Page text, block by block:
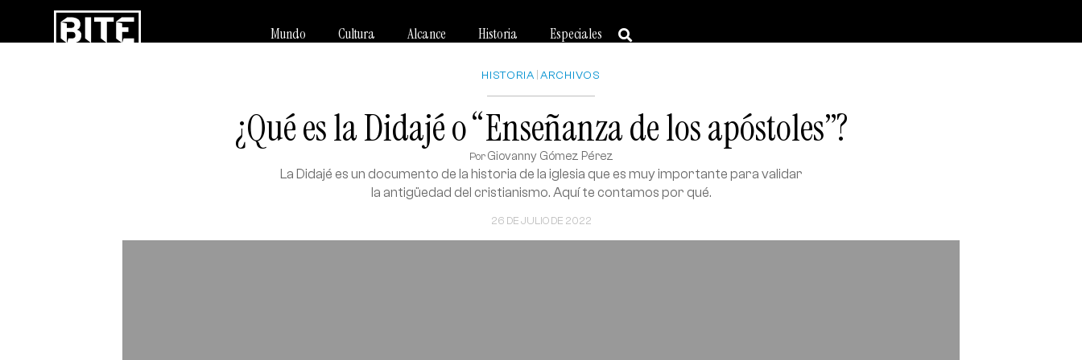
Mundo Cultura Alcance Historia Especiales
HISTORIA ARCHIVOS
¿Qué es la Didajé o “Enseñanza de los apóstoles”?
Por Giovanny Gómez Pérez
26 DE JULIO DE 2022
La Didajé es un documento de la historia de la iglesia que es muy importante para validar
la antigüedad del cristianismo. Aquí te contamos por qué.